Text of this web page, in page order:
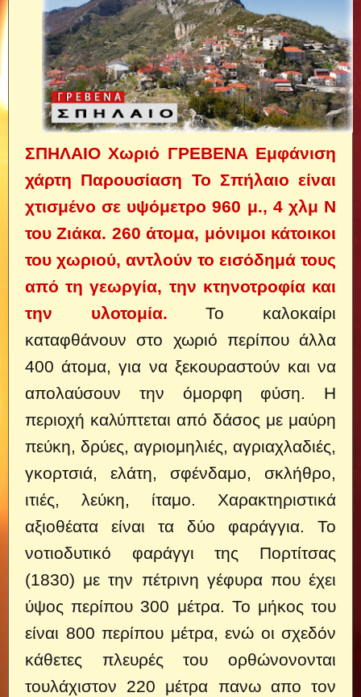
ΣΠΗΛΑΙΟ Χωριό ΓΡΕΒΕΝΑ Εμφάνιση
χάρτη Παρουσίαση Το Σπήλαιο είναι
χτισμένο σε υψόμετρο 960 μ., 4 χλμ Ν
του Ζιάκα. 260 άτομα, μόνιμοι κάτοικοι
του χωριού, αντλούν το εισόδημά τους
από τη γεωργία, την κτηνοτροφία και
την υλοτομία. Το καλοκαίρι
καταφθάνουν στο χωριό περίπου άλλα
400 άτομα, για να ξεκουραστούν και να
απολαύσουν την όμορφη φύση. Η
περιοχή καλύπτεται από δάσος με μαύρη
πεύκη, δρύες, αγριομηλιές, αγριαχλαδιές,
γκορτσιά, ελάτη, σφένδαμο, σκλήθρο,
ιτιές, λεύκη, ίταμο. Χαρακτηριστικά
αξιοθέατα είναι τα δύο φαράγγια. Το
νοτιοδυτικό φαράγγι της Πορτίτσας
(1830) με την πέτρινη γέφυρα που έχει
ύψος περίπου 300 μέτρα. Το μήκος του
είναι 800 περίπου μέτρα, ενώ οι σχεδόν
κάθετες πλευρές του ορθώνονονται
τουλάχιστον 220 μέτρα πανω απο τον